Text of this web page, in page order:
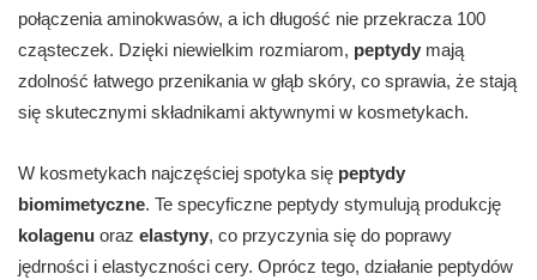
połączenia aminokwasów, a ich długość nie przekracza 100
cząsteczek. Dzięki niewielkim rozmiarom, peptydy mają
zdolność łatwego przenikania w głąb skóry, co sprawia, że stają
się skutecznymi składnikami aktywnymi w kosmetykach.
W kosmetykach najczęściej spotyka się peptydy
biomimetyczne. Te specyficzne peptydy stymulują produkcję
kolagenu oraz elastyny, co przyczynia się do poprawy
jędrności i elastyczności cery. Oprócz tego, działanie peptydów